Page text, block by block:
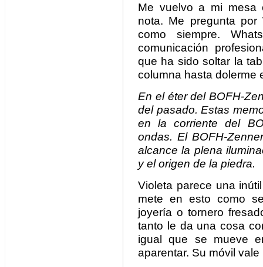
Me vuelvo a mi mesa
nota. Me pregunta
como siempre.
comunicación
que ha sido soltar la
columna hasta dolerme
En el éter del BOFH-
del pasado. Estas
en la corriente del
ondas. El BOFH-
alcance la plena
y el origen de la piedra.
Violeta parece una
mete en esto como
joyería o tornero
tanto le da una cosa
igual que se mueve
aparentar. Su móvil